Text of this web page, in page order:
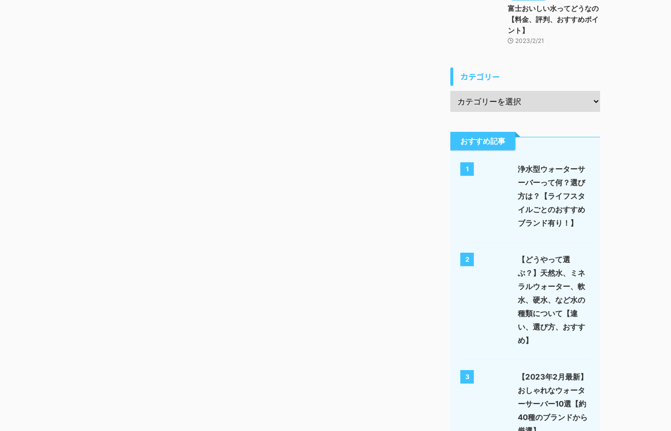
富士おいしい水ってどうなの
【料金、評判、おすすめポイ
ント】
2023/2/21
カテゴリー
おすすめ記事
1
浄水型ウォーターサ
ーバーって何？選び
方は？【ライフスタ
イルごとのおすすめ
ブランド有り！】
2
【どうやって選
ぶ？】天然水、ミネ
ラルウォーター、軟
水、硬水、など水の
種類について【違
い、選び方、おすす
め】
3
【2023年2月最新】
おしゃれなウォータ
ーサーバー10選【約
40種のブランドから